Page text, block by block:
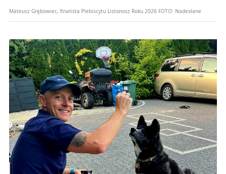
Mateusz Grębowiec, finalista Plebiscytu Listonosz Roku 2026 FOTO: Nadesłane